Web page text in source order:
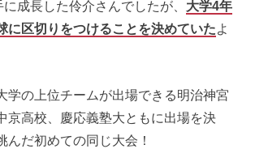
成長した伶介さんでしたが、 大学4年
に区切りをつけることを決めていたよ
学の上位チームが出場できる明治神宮
京高校、慶応義塾大ともに出場を決
んだ初めての同じ大会！